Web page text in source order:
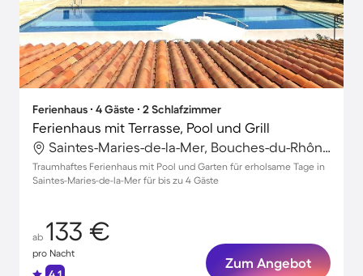
Ferienhaus ∙ 4 Gäste ∙ 2 Schlafzimmer
Ferienhaus mit Terrasse, Pool und Grill
Saintes-Maries-de-la-Mer, Bouches-du-Rhône, Frankreich
Traumhaftes Ferienhaus mit Pool und Garten für erholsame Tage in
Saintes-Maries-de-la-Mer für bis zu 4 Gäste
ab 133 €
pro Nacht
Zum Angebot